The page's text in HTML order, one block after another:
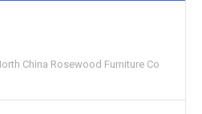
China Rosewood Furniture Co